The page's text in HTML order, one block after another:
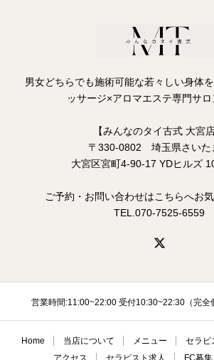
男女どちらでも施術可能な若々しい身体
ッサージ×アロマエステ専門サロ
【みんなのタイ古式 大宮店
〒330-0802 埼玉県さいた
大宮区宮町4-90-17 YDヒルズ
ご予約・お問い合わせはこちらへお気
TEL.070-7525-6559
営業時間:11:00~22:00 受付10:30~22:30（完全
Home 当店について メニュー セラピ
アクセス
セラピスト求人 FC募集